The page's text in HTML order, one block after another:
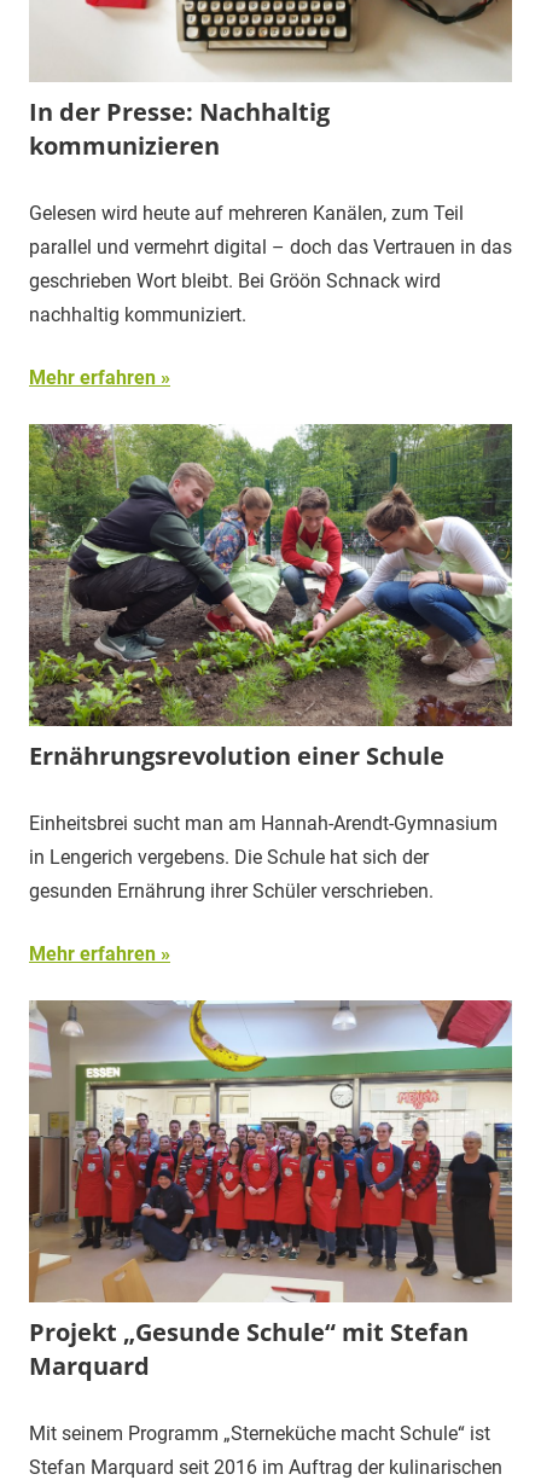
In der Presse: Nachhaltig
kommunizieren
Gelesen wird heute auf mehreren Kanälen, zum Teil
parallel und vermehrt digital – doch das Vertrauen in das
geschrieben Wort bleibt. Bei Gröön Schnack wird
nachhaltig kommuniziert.
Mehr erfahren
Ernährungsrevolution einer Schule
Einheitsbrei sucht man am Hannah-Arendt-Gymnasium
in Lengerich vergebens. Die Schule hat sich der
gesunden Ernährung ihrer Schüler verschrieben.
Mehr erfahren
Projekt „Gesunde Schule“ mit Stefan
Marquard
Mit seinem Programm „Sterneküche macht Schule“ ist
Stefan Marquard seit 2016 im Auftrag der kulinarischen